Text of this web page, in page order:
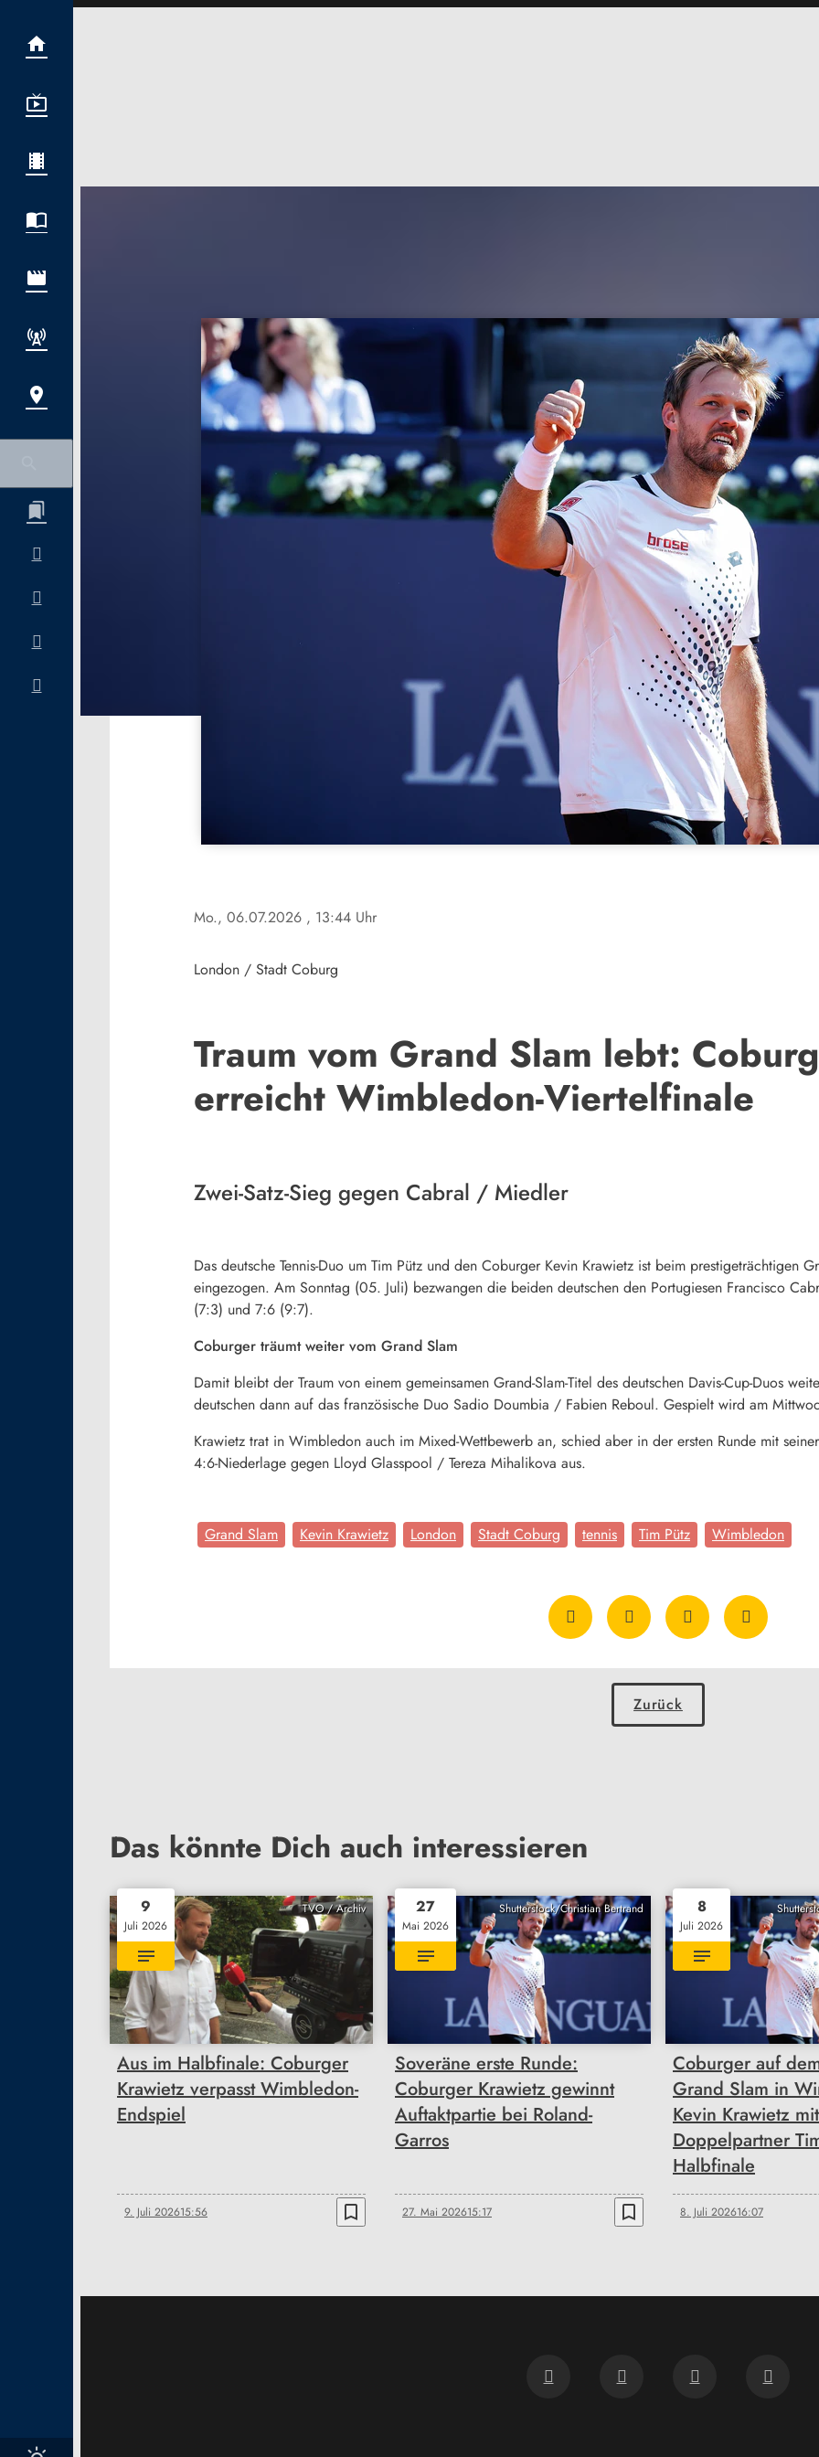
Mo., 06.07.2026 , 13:44 Uhr
London / Stadt Coburg
Traum vom Grand Slam lebt:
erreicht Wimbledon-Viertelfinale
Zwei-Satz-Sieg gegen Cabral / Miedler
Das deutsche Tennis-Duo um Tim Pütz und den Coburger Kevin Krawietz ist beim prestigeträchtigen
eingezogen. Am Sonntag (05. Juli) bezwangen die beiden deutschen den Portugiesen Francisco
(7:3) und 7:6 (9:7).
Coburger träumt weiter vom Grand Slam
Damit bleibt der Traum von einem gemeinsamen Grand-Slam-Titel des deutschen Davis-Cup-Duos
deutschen dann auf das französische Duo Sadio Doumbia / Fabien Reboul. Gespielt wird am
Krawietz trat in Wimbledon auch im Mixed-Wettbewerb an, schied aber in der ersten Runde mit
4:6-Niederlage gegen Lloyd Glasspool / Tereza Mihalikova aus.
Grand Slam Kevin Krawietz London Stadt Coburg tennis Tim Pütz Wimbledon
Zurück
Das könnte Dich auch interessieren
TVO / Archiv
9
Juli 2026
Aus im Halbfinale: Coburger
Krawietz verpasst Wimbledon-
Endspiel
9. Juli 202615:56 bookmark_border
Shutterstock/Christian Bertrand
27
Mai 2026
Soveräne erste Runde:
Coburger Krawietz gewinnt
Auftaktpartie bei Roland-
Garros
27. Mai 202615:17 bookmark_border
8
Juli 2026
Coburger auf
Grand Slam in
Kevin Krawietz mit
Doppelpartner
Halbfinale
8. Juli 202616:07